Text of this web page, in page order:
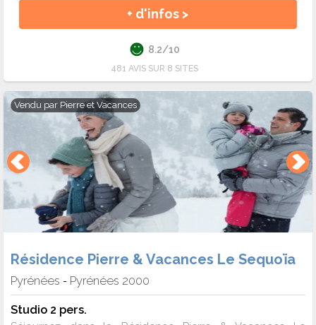
+ d'infos >
8.2/10
481 AVIS SUR 8 SITES
Vendu par Pierre et Vacances
Résidence Pierre & Vacances Le Sequoïa
Pyrénées - Pyrénées 2000
Studio 2 pers.